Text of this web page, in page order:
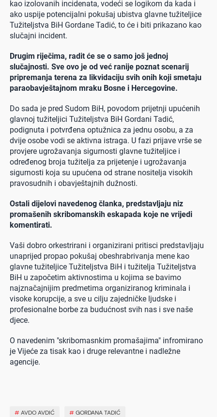
kao izolovanih incidenata, vodeći se logikom da kada i
ako uspije potencijalni pokušaj ubistva glavne tužiteljice
Tužiteljstva BiH Gordane Tadić, to će i biti prikazano kao
slučajni incident.
Drugim riječima, radit će se o samo još jednoj
slučajnosti. Sve ovo je od već ranije poznat scenarij
pripremanja terena za likvidaciju svih onih koji smetaju
paraobavještajnom mraku Bosne i Hercegovine.
Do sada je pred Sudom BiH, povodom prijetnji upućenih
glavnoj tužiteljici Tužiteljstva BiH Gordani Tadić,
podignuta i potvrđena optužnica za jednu osobu, a za
dvije osobe vodi se aktivna istraga. U fazi prijave vrše se
provjere ugrožavanja sigurnosti glavne tužiteljice i
određenog broja tužitelja za prijetenje i ugrožavanja
sigurnosti koja su upućena od strane nositelja visokih
pravosudnih i obavještajnih dužnosti.
Ostali dijelovi navedenog članka, predstavljaju niz
promašenih skribomanskih eskapada koje ne vrijedi
komentirati.
Vaši dobro orkestrirani i organizirani pritisci predstavljaju
unaprijed propao pokušaj obeshrabrivanja mene kao
glavne tužiteljice Tužiteljstva BiH i tužitelja Tužiteljstva
BiH u započetim aktivnostima u kojima se bavimo
najznačajnijim predmetima organiziranog kriminala i
visoke korupcije, a sve u cilju zajedničke ljudske i
profesionalne borbe za budućnost svih nas i sve naše
djece.
O navedenim "skribomasnkim promašajima" infromirano
je Vijeće za tisak kao i druge relevantne i nadležne
agencije.
#AVDO AVDIĆ #GORDANA TADIĆ